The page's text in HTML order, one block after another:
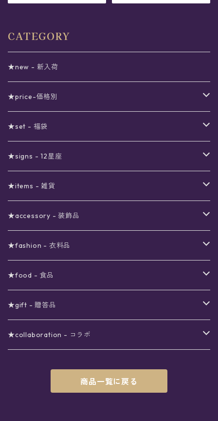
CATEGORY
★new - 新入荷
★price-価格別
セール
真夜中のSALE
予約限定SALE
〜1000円
〜2000円
〜3000円
〜4000円
〜5000円
〜6000円
〜7000円
★set - 福袋
12星座福袋
星の市福袋
★signs - 12星座
12星座ギフトセット
★items - 雑貨
ステーショナリー
ギフトボックス
ノート
メイクアップ
ネイルカラー
アロマスプレー
ポーチ
夜空の星月
扇子(うちわ)
インテリア
★accessory - 装飾品
ピアス
星
月
イヤリング
星
月
ネックレス
星
チョーカー
ブレスレット
★fashion - 衣料品
ワンピース
スター
フラワー
トップス
ブラウス
ボトムス
レックウォーマー
★food - 食品
珈琲
紅茶
★gift - 贈答品
ラッピング用オプション
バレンタインギフト
★collaboration - コラボ
Stellatium(姉妹店委託)
商品一覧に戻る